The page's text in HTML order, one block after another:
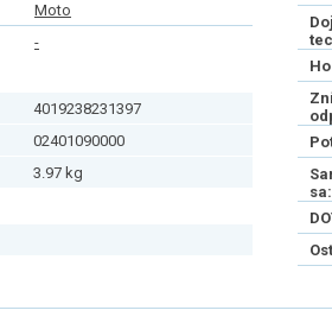
Moto
-
4019238231397
02401090000
3.97 kg
sa: